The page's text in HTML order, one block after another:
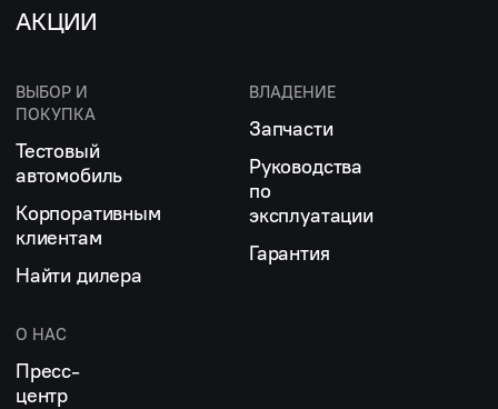
АКЦИИ
ВЫБОР И
ПОКУПКА
Тестовый
автомобиль
Корпоративным
клиентам
Найти дилера
ВЛАДЕНИЕ
Запчасти
Руководства
по
эксплуатации
Гарантия
О НАС
Пресс-
центр